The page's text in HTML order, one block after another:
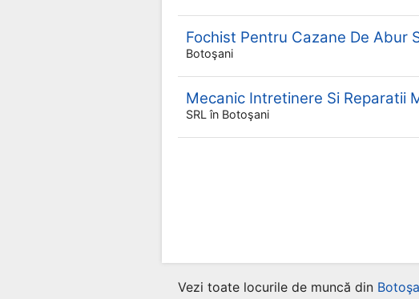
Fochist Pentru Cazane De Abur
Botoşani
Mecanic Intretinere Si Reparatii
SRL în Botoşani
Vezi toate locurile de muncă din